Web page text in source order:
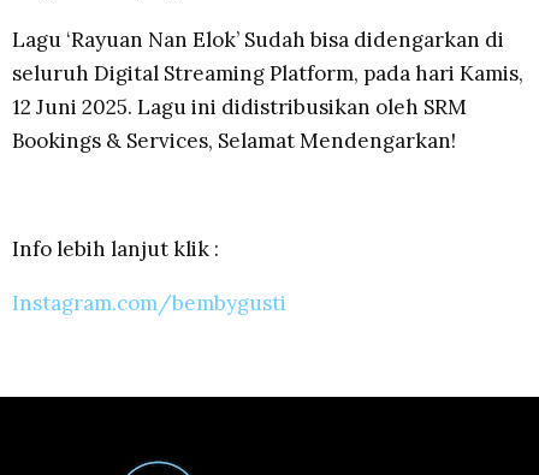
Lagu ‘Rayuan Nan Elok’ Sudah bisa didengarkan di
seluruh Digital Streaming Platform, pada hari Kamis,
12 Juni 2025. Lagu ini didistribusikan oleh SRM
Bookings & Services, Selamat Mendengarkan!
Info lebih lanjut klik :
Instagram.com/bembygusti